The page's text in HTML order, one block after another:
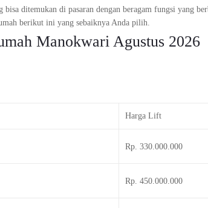
bisa ditemukan di pasaran dengan beragam fungsi yang
berikut ini yang sebaiknya Anda pilih.
Manokwari Agustus 2026
Harga Lift
Rp. 330.000.000
Rp. 450.000.000